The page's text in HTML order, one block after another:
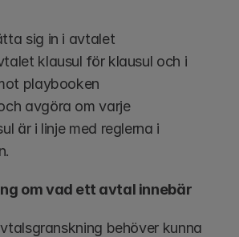
sig in i avtalet
klausul för klausul och i
playbooken
avgöra om varje
är i linje med reglerna i
om vad ett avtal innebär
behöver kunna